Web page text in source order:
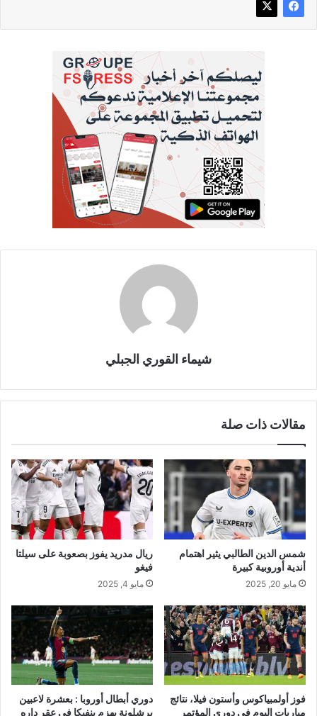
شيماء القوري الجبلي
مقالات ذات صلة
شمس الدين الطالبي يثير اهتمام
أندية أوروبية كبيرة
مايو 20, 2025
ريال مدريد يفوز بصعوبة على سيلتا
فيغو
مايو 4, 2025
فوز أولمبياكوس وأستون فيلا، نتائج
مباريات اليوم في دوري المؤتمر
دوري أبطال أوروبا : بعشرة لاعبين
برشلونة يهزم بنفيكا في عقر داره